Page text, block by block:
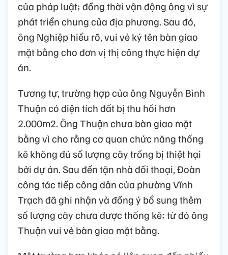
của pháp luật; đồng thời vận động ông vì sự
phát triển chung của địa phương. Sau đó,
ông Nghiệp hiểu rõ, vui vẻ ký tên bàn giao
mặt bằng cho đơn vị thị công thực hiện dự
án.
Tương tự, trường hợp của ông Nguyễn Bình
Thuận có diện tích đất bị thu hồi hơn
2.000m2. Ông Thuận chưa bàn giao mặt
bằng vì cho rằng cơ quan chức năng thống
kê không đủ số lượng cây trồng bị thiệt hại
bởi dự án. Sau đến tận nhà đối thoại, Đoàn
công tác tiếp công dân của phường Vĩnh
Trạch đã ghi nhận và đồng ý bổ sung thêm
số lượng cây chưa được thống kê; từ đó ông
Thuận vui vẻ bàn giao mặt bằng.